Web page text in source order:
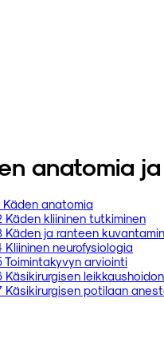
anatomia
Käden anatomia
Käden kliininen tutkiminen
Käden ja ranteen
Kliininen neurofysiologia
Toimintakyvyn arviointi
Käsikirurgisen
Käsikirurgisen potilaan